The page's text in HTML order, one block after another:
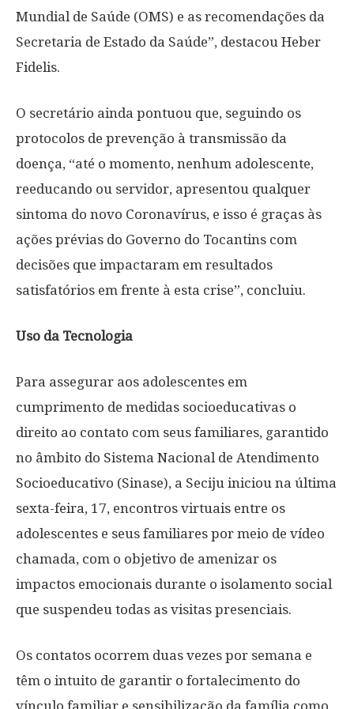
Mundial de Saúde (OMS) e as recomendações da
Secretaria de Estado da Saúde”, destacou Heber
Fidelis.
O secretário ainda pontuou que, seguindo os
protocolos de prevenção à transmissão da
doença, “até o momento, nenhum adolescente,
reeducando ou servidor, apresentou qualquer
sintoma do novo Coronavírus, e isso é graças às
ações prévias do Governo do Tocantins com
decisões que impactaram em resultados
satisfatórios em frente à esta crise”, concluiu.
Uso da Tecnologia
Para assegurar aos adolescentes em
cumprimento de medidas socioeducativas o
direito ao contato com seus familiares, garantido
no âmbito do Sistema Nacional de Atendimento
Socioeducativo (Sinase), a Seciju iniciou na última
sexta-feira, 17, encontros virtuais entre os
adolescentes e seus familiares por meio de vídeo
chamada, com o objetivo de amenizar os
impactos emocionais durante o isolamento social
que suspendeu todas as visitas presenciais.
Os contatos ocorrem duas vezes por semana e
têm o intuito de garantir o fortalecimento do
vínculo familiar e sensibilização da família como